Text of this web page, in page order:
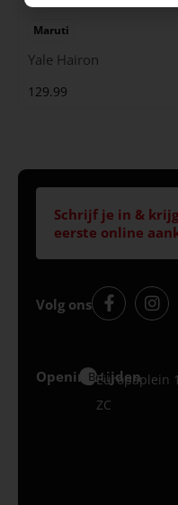
Maruti
Yale Hairon
129.99
Schrijf je in &
eerste online
Volg ons
Openingstijden
Best
Europaplein
ZC